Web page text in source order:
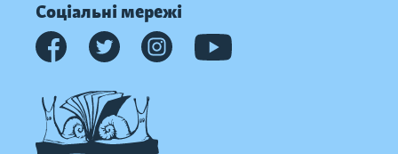
Соціальні мережі